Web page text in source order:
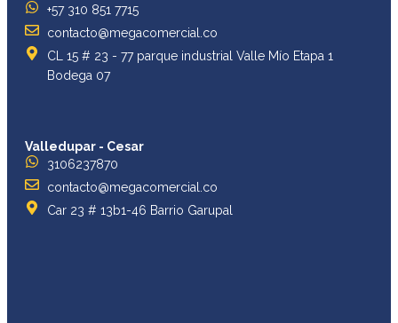
+57 310 851 7715
contacto@megacomercial.co
CL 15 # 23 - 77 parque industrial Valle Mío Etapa 1
Bodega 07
Valledupar - Cesar
3106237870
contacto@megacomercial.co
Car 23 # 13b1-46 Barrio Garupal